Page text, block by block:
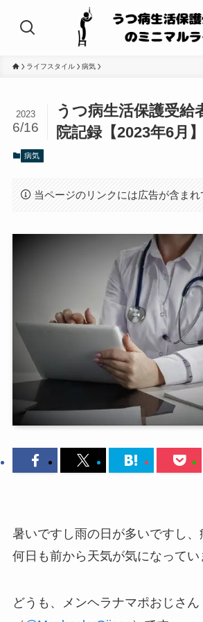
ライフスタイル 病気
うつ病生活保護受給
院記録【2023年6月】
2023
6/16
病気
当ページのリンクには広告が含まれ
暑いですし雨の日が多いですし
何日も前から天気が気になってい
どうも、メンヘラナマポおじさん